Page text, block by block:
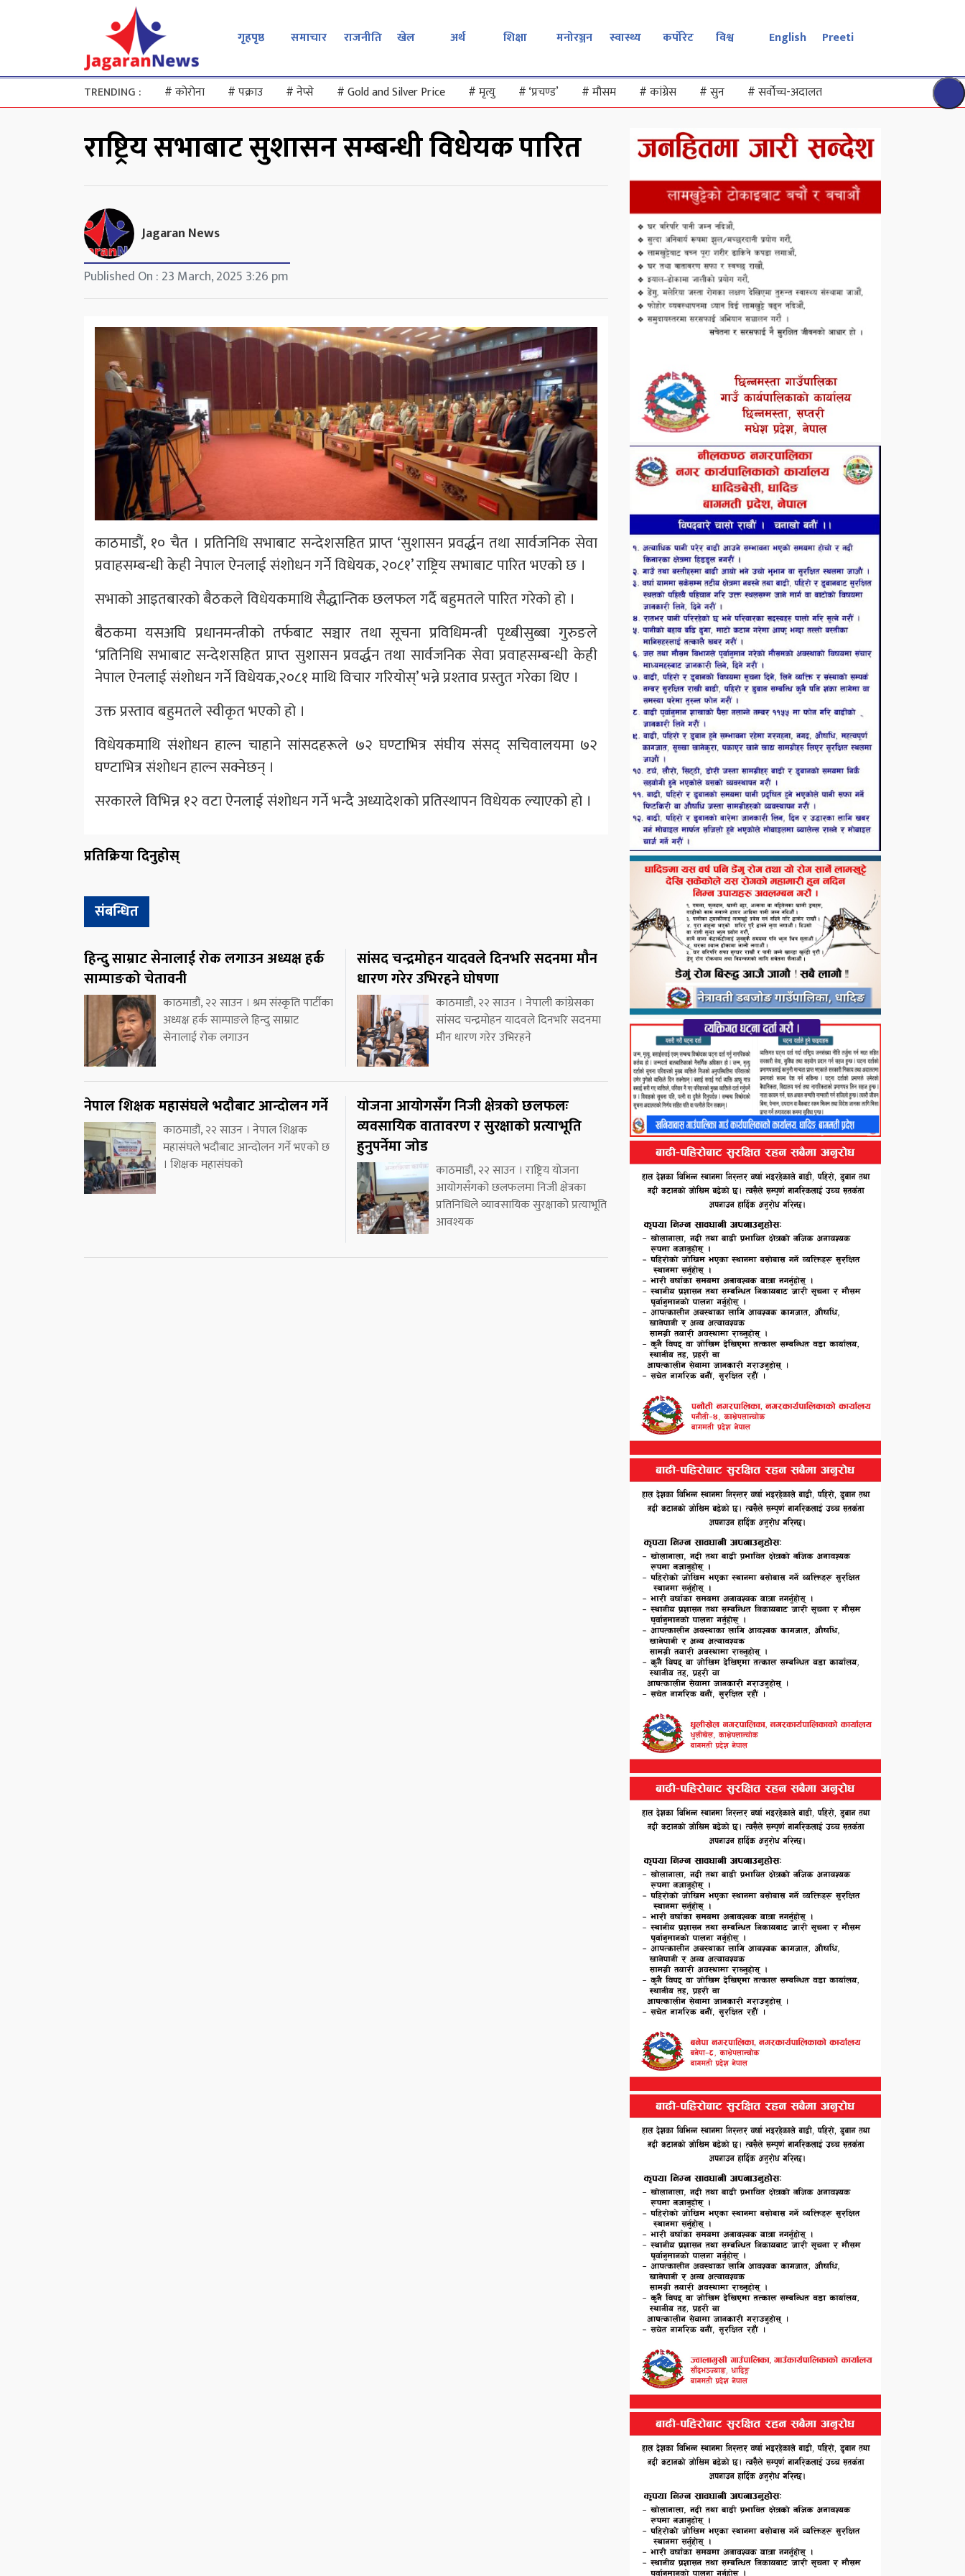
गृहपृष्ठ समाचार राजनीति खेल अर्थ शिक्षा मनोरञ्जन स्वास्थ्य कर्पोरेट विश्व English Preeti
TRENDING : #कोरोना #पक्राउ #नेप्से #Gold and Silver Price #मृत्यु #‘प्रचण्ड’ #मौसम #कांग्रेस #सुन #सर्वोच्च-अदालत
राष्ट्रिय सभाबाट सुशासन सम्बन्धी विधेयक पारित
Jagaran News
Published On : 23 March, 2025 3:26 pm
काठमाडौं, १० चैत । प्रतिनिधि सभाबाट सन्देशसहित प्राप्त ‘सुशासन प्रवर्द्धन तथा सार्वजनिक सेवा
प्रवाहसम्बन्धी केही नेपाल ऐनलाई संशोधन गर्ने विधेयक, २०८१’ राष्ट्रिय सभाबाट पारित भएको छ ।
सभाको आइतबारको बैठकले विधेयकमाथि सैद्धान्तिक छलफल गर्दै बहुमतले पारित गरेको हो ।
बैठकमा यसअघि प्रधानमन्त्रीको तर्फबाट सञ्चार तथा सूचना प्रविधिमन्त्री पृथ्बीसुब्बा गुरुङले
‘प्रतिनिधि सभाबाट सन्देशसहित प्राप्त सुशासन प्रवर्द्धन तथा सार्वजनिक सेवा प्रवाहसम्बन्धी केही
नेपाल ऐनलाई संशोधन गर्ने विधेयक,२०८१ माथि विचार गरियोस्’ भन्ने प्रश्ताव प्रस्तुत गरेका थिए ।
उक्त प्रस्ताव बहुमतले स्वीकृत भएको हो ।
विधेयकमाथि संशोधन हाल्न चाहाने सांसदहरूले ७२ घण्टाभित्र संघीय संसद् सचिवालयमा ७२
घण्टाभित्र संशोधन हाल्न सक्नेछन् ।
सरकारले विभिन्न १२ वटा ऐनलाई संशोधन गर्ने भन्दै अध्यादेशको प्रतिस्थापन विधेयक ल्याएको हो ।
प्रतिक्रिया दिनुहोस्
संबन्धित
हिन्दु साम्राट सेनालाई रोक लगाउन अध्यक्ष हर्क
साम्पाङको चेतावनी
काठमाडौं, २२ साउन । श्रम संस्कृति पार्टीका
अध्यक्ष हर्क साम्पाङले हिन्दु साम्राट
सेनालाई रोक लगाउन
सांसद चन्द्रमोहन यादवले दिनभरि सदनमा मौन
धारण गरेर उभिरहने घोषणा
काठमाडौं, २२ साउन । नेपाली कांग्रेसका
सांसद चन्द्रमोहन यादवले दिनभरि सदनमा
मौन धारण गरेर उभिरहने
नेपाल शिक्षक महासंघले भदौबाट आन्दोलन गर्ने
काठमाडौं, २२ साउन । नेपाल शिक्षक
महासंघले भदौबाट आन्दोलन गर्ने भएको छ
। शिक्षक महासंघको
योजना आयोगसँग निजी क्षेत्रको छलफलः
व्यवसायिक वातावरण र सुरक्षाको प्रत्याभूति
हुनुपर्नेमा जोड
काठमाडौं, २२ साउन । राष्ट्रिय योजना
आयोगसँगको छलफलमा निजी क्षेत्रका
प्रतिनिधिले व्यावसायिक सुरक्षाको प्रत्याभूति
आवश्यक